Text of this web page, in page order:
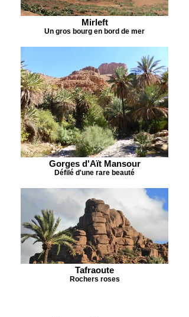
Mirleft
Un gros bourg en bord de mer
Gorges d'Aït Mansour
Défilé d'une rare beauté
Tafraoute
Rochers roses